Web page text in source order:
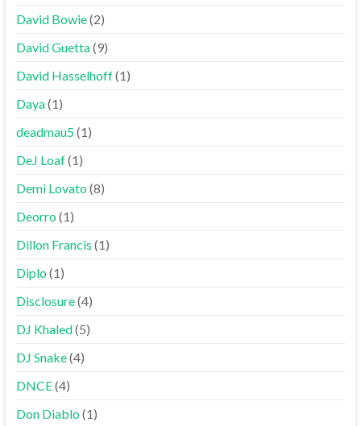
David Bowie(2)
David Guetta(9)
David Hasselhoff(1)
Daya(1)
deadmau5(1)
DeJ Loaf(1)
Demi Lovato(8)
Deorro(1)
Dillon Francis (1)
Diplo(1)
Disclosure(4)
DJ Khaled(5)
DJ Snake(4)
DNCE(4)
Don Diablo(1)